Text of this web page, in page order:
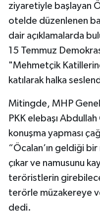
ziyaretiyle başlayan
otelde düzenlenen
dair açıklamalarda
15 Temmuz
"Mehmetçik
katılarak halka
Mitingde, MHP Genel
PKK elebaşı Abdullah
konuşma yapması
“Öcalan’ın geldiği
çıkar ve namusunu
teröristlerin
terörle müzakereye
dedi.